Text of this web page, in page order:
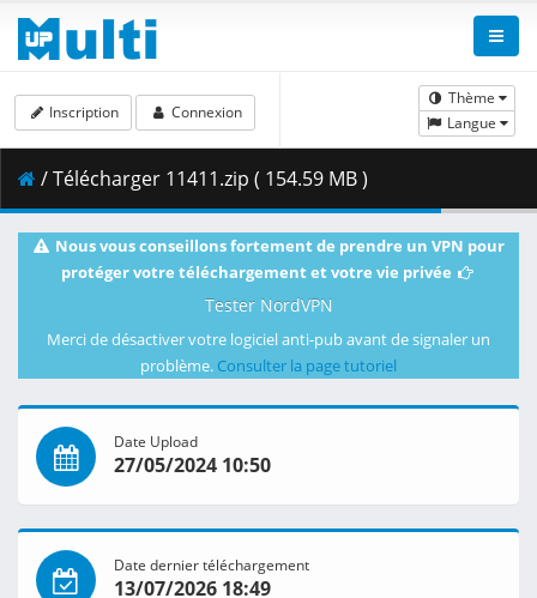
Thème
Langue
Inscription Connexion
/ Télécharger 11411.zip ( 154.59 MB )
Nous vous conseillons fortement de prendre un VPN pour
protéger votre téléchargement et votre vie privée
Tester NordVPN
Merci de désactiver votre logiciel anti-pub avant de signaler un
problème. Consulter la page tutoriel
Date Upload
27/05/2024 10:50
Date dernier téléchargement
13/07/2026 18:49